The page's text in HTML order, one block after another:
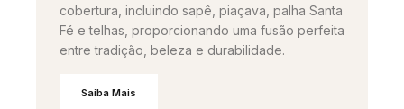
cobertura, incluindo sapê, piaçava, palha Santa
Fé e telhas, proporcionando uma fusão perfeita
entre tradição, beleza e durabilidade.
Saiba Mais